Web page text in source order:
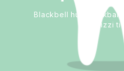
Blackbell huwa l-akbar
servizzi